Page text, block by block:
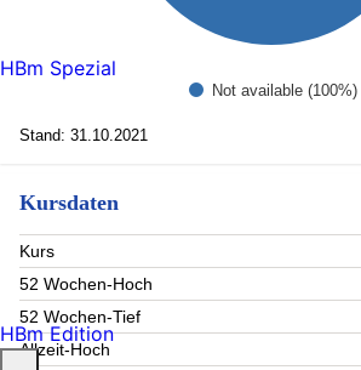
Not available (100%)
Stand: 31.10.2021
Kursdaten
Kurs
52 Wochen-Hoch
52 Wochen-Tief
Allzeit-Hoch
HBm Spezial
HBm Edition